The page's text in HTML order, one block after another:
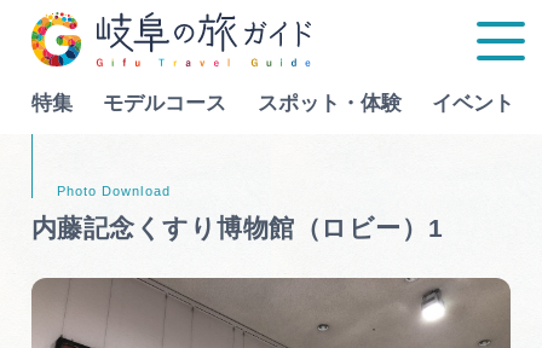
特集 モデルコース スポット・体験 イベント
特集
モデルコース
Language
内藤記念くすり博物館（ロビー）1